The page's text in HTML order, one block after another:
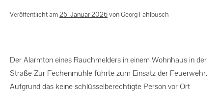
Veröffentlicht am26. Januar 2026vonGeorg Fahlbusch
Der Alarmton eines Rauchmelders in einem Wohnhaus in der
Straße Zur Fechenmühle führte zum Einsatz der Feuerwehr.
Aufgrund das keine schlüsselberechtigte Person vor Ort